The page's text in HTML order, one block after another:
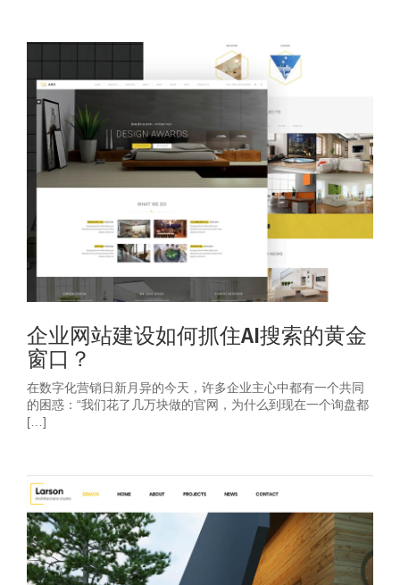
企业网站建设如何抓住AI搜索的黄金
窗口？
在数字化营销日新月异的今天，许多企业主心中都有一个共同
的困惑：“我们花了几万块做的官网，为什么到现在一个询盘都
[…]